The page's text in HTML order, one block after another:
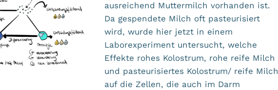
ausreichend Muttermilch vorhanden ist.
Da gespendete Milch oft pasteurisiert
wird, wurde hier jetzt in einem
Laborexperiment untersucht, welche
Effekte rohes Kolostrum, rohe reife Milch
und pasteurisiertes Kolostrum/ reife Milch
auf die Zellen, die auch im Darm